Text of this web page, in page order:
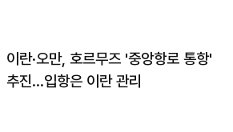
이란·오만, 호르무즈 '중앙항로 통항'
추진…입항은 이란 관리